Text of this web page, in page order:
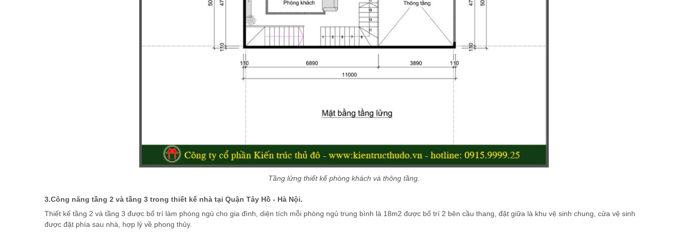
Tầng lửng thiết kế phòng khách và thông tầng.
3.Công năng tầng 2 và tầng 3 trong thiết kế nhà tại Quận Tây Hồ - Hà Nội.
Thiết kế tầng 2 và tầng 3 được bố trí làm phòng ngủ cho gia đình, diện tích mỗi phòng ngủ trung bình là 18m2 được bố trí 2 bên cầu thang, đặt giữa là khu vệ sinh chung, cửa vệ sinh
được đặt phía sau nhà, hợp lý về phong thủy.